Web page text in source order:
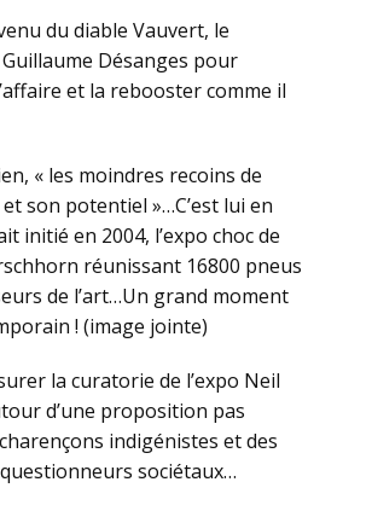
du diable Vauvert, le
Désanges pour
et la rebooster comme il
« les moindres recoins de
son potentiel »…C’est lui en
initié en 2004, l’expo choc de
réunissant 16800 pneus
de l’art…Un grand moment
! (image jointe)
la curatorie de l’expo Neil
d’une proposition pas
indigénistes et des
sociétaux…